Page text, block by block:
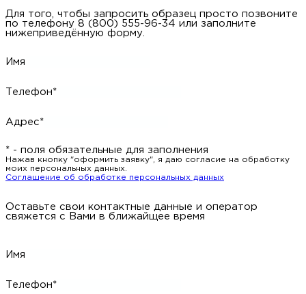
Для того, чтобы запросить образец просто позвоните
по телефону 8 (800) 555-96-34 или заполните
нижеприведённую форму.
Имя
Телефон*
Адрес*
* - поля обязательные для заполнения
Нажав кнопку "оформить заявку", я даю согласие на обработку
моих персональных данных.
Соглашение об обработке персональных данных
Оставьте свои контактные данные и оператор
свяжется с Вами в ближайщее время
Имя
Телефон*